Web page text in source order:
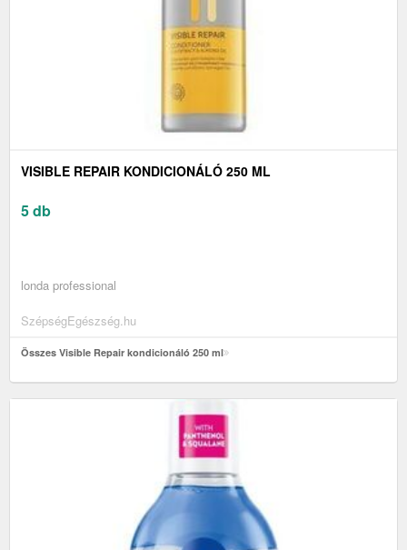
VISIBLE REPAIR KONDICIONÁLÓ 250 ML
5 db
londa professional
SzépségEgészség.hu
Összes Visible Repair kondicionáló 250 ml